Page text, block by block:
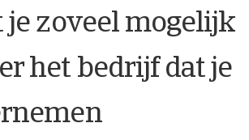
je zoveel mogelijk
het bedrijf dat je